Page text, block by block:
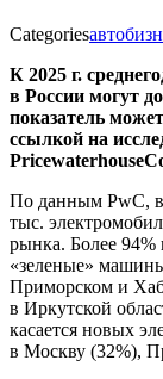
Categories
К 2025 г.
в России могут
показатель
ссылкой на
По данным PwC, в
тыс.
рынка. Более
«зеленые»
Приморском и
в Иркутской
касается новых
в Москву (32%),